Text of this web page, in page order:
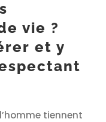
vie ?
et y
tiennent